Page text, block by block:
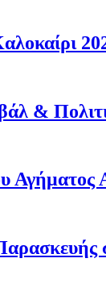
&
Αγήματος